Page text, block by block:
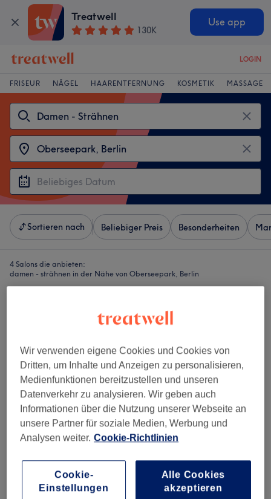
Treatwell
130K
Use app
LOGIN
FRISEUR NÄGEL HAARENTFERNUNG KOSMETIK MASSAGE
Sortieren nach Beliebiger Preis Besonderheiten
4 Salons die anbieten:
damen - strähnen in der Nähe von Oberseepark, Berlin
Sei Schön
3224 Bewertungen
Hohenschönhausen, Berlin
Auf Karte anzeigen
Wir verwenden eigene Cookies und Cookies von
Dritten, um Inhalte und Anzeigen zu personalisieren,
Medienfunktionen bereitzustellen und unseren
Datenverkehr zu analysieren. Wir geben auch
Informationen über die Nutzung unserer Webseite an
unsere Partner für soziale Medien, Werbung und
Analysen weiter. Cookie-Richtlinien
Cookie-
Einstellungen
Alle Cookies
akzeptieren